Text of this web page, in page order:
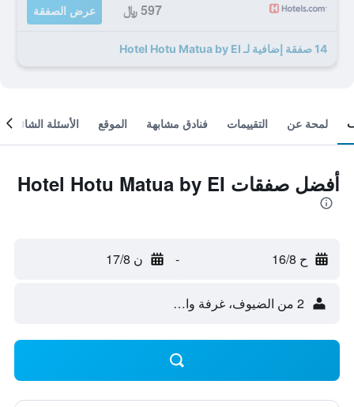
597 ﷼ عرض الصفقة
14 صفقة إضافية لـ Hotel Hotu Matua by EI
لمحة عن التقييمات فنادق مشابهة الموقع الأسئلة الشائعة
أفضل صفقات Hotel Hotu Matua by EI
ح 16/8 - ن 17/8
2 من الضيوف، غرفة واحدة